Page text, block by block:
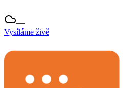
—
Vysíláme živě